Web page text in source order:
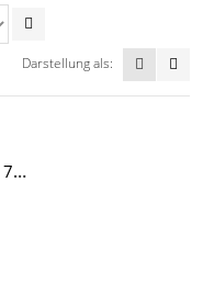
Darstellung als:
Viele Herzen - 17H145